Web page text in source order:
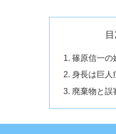
篠原信一の
身長は巨人
廃棄物と誤